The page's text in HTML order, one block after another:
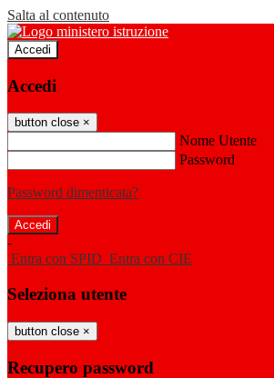
Salta al contenuto
Accedi
Accedi
button close ×
Nome Utente
Password
Password dimenticata?
-
Entra con SPID Entra con CIE
Seleziona utente
button close ×
Recupero password